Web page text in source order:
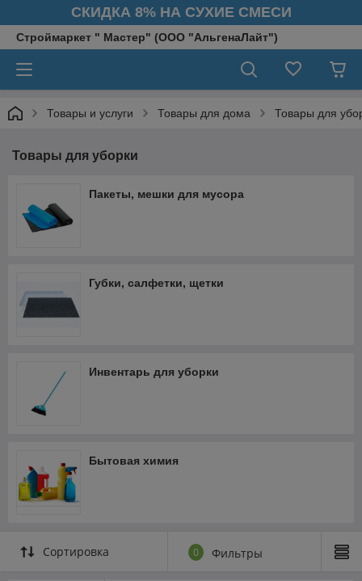
СКИДКА 8% НА СУХИЕ СМЕСИ
Строймаркет " Мастер" (ООО "АльгенаЛайт")
Товары и услуги Товары для дома Товары для
Товары для уборки
Пакеты, мешки для мусора
Губки, салфетки, щетки
Инвентарь для уборки
Бытовая химия
Сортировка 0 Фильтры